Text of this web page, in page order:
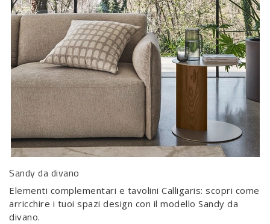
Sandy da divano
Elementi complementari e tavolini Calligaris: scopri come
arricchire i tuoi spazi design con il modello Sandy da
divano.